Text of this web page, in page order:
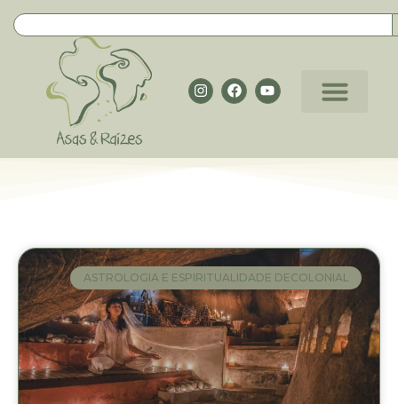
ASTROLOGIA E ESPIRITUALIDADE DECOLONIAL